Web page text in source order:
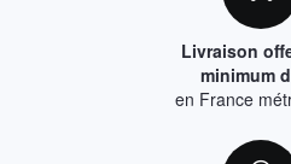
Livraison
minimum
en France